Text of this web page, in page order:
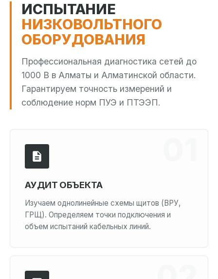
ИСПЫТАНИЕ
НИЗКОВОЛЬТНОГО
ОБОРУДОВАНИЯ
Профессиональная диагностика сетей до
1000 В в Алматы и Алматинской области.
Гарантируем точность измерений и
соблюдение норм ПУЭ и ПТЭЭП.
АУДИТ ОБЪЕКТА
Изучаем однолинейные схемы щитов (ВРУ,
ГРЩ). Определяем точки подключения и
объем испытаний кабельных линий.